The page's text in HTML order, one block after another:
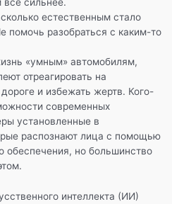
ь
естественным стало
помочь разобраться с каким-то
«умным» автомобилям,
отреагировать на
и избежать жертв. Кого-
современных
установленные в
распознают лица с помощью
обеспечения, но большинство
интеллекта (ИИ)